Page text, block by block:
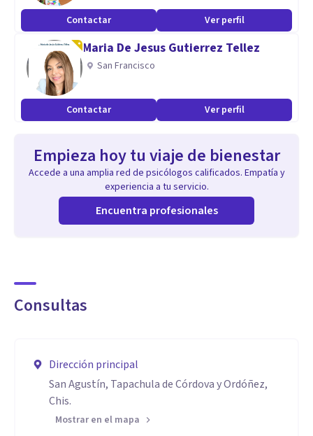
Contactar Ver perfil
Maria De Jesus Gutierrez Tellez
San Francisco
Contactar Ver perfil
Empieza hoy tu viaje de bienestar
Accede a una amplia red de psicólogos calificados. Empatía y
experiencia a tu servicio.
Encuentra profesionales
Consultas
Dirección principal
San Agustín, Tapachula de Córdova y Ordóñez,
Chis.
Mostrar en el mapa